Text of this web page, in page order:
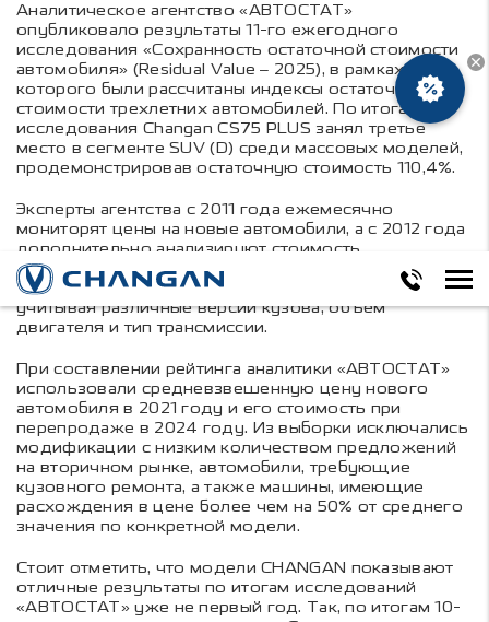
Аналитическое агентство «АВТОСТАТ»
опубликовало результаты 11-го ежегодного
исследования «Сохранность остаточной стоимости
автомобиля» (Residual Value – 2025), в рамках
которого были рассчитаны индексы остаточной
стоимости трехлетних автомобилей. По итогам
исследования Changan CS75 PLUS занял третье
место в сегменте SUV (D) среди массовых моделей,
продемонстрировав остаточную стоимость 110,4%.
Эксперты агентства с 2011 года ежемесячно
мониторят цены на новые автомобили, а с 2012 года
дополнительно анализируют стоимость
автомобилей с пробегом. В этот раз в исследовании
приняли участие 253 модели и 682 модификации,
учитывая различные версии кузова, объем
двигателя и тип трансмиссии.
При составлении рейтинга аналитики «АВТОСТАТ»
использовали средневзвешенную цену нового
автомобиля в 2021 году и его стоимость при
перепродаже в 2024 году. Из выборки исключались
модификации с низким количеством предложений
на вторичном рынке, автомобили, требующие
кузовного ремонта, а также машины, имеющие
расхождения в цене более чем на 50% от среднего
значения по конкретной модели.
Стоит отметить, что модели CHANGAN показывают
отличные результаты по итогам исследований
«АВТОСТАТ» уже не первый год. Так, по итогам 10-